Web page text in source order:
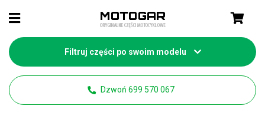
Filtruj części po swoim modelu
Dzwoń 699 570 067